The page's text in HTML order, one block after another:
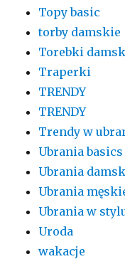
Topy basic
torby damskie
Torebki
Traperki
TRENDY
TRENDY
Trendy w
Ubrania basics
Ubrania
Ubrania
Ubrania w
Uroda
wakacje